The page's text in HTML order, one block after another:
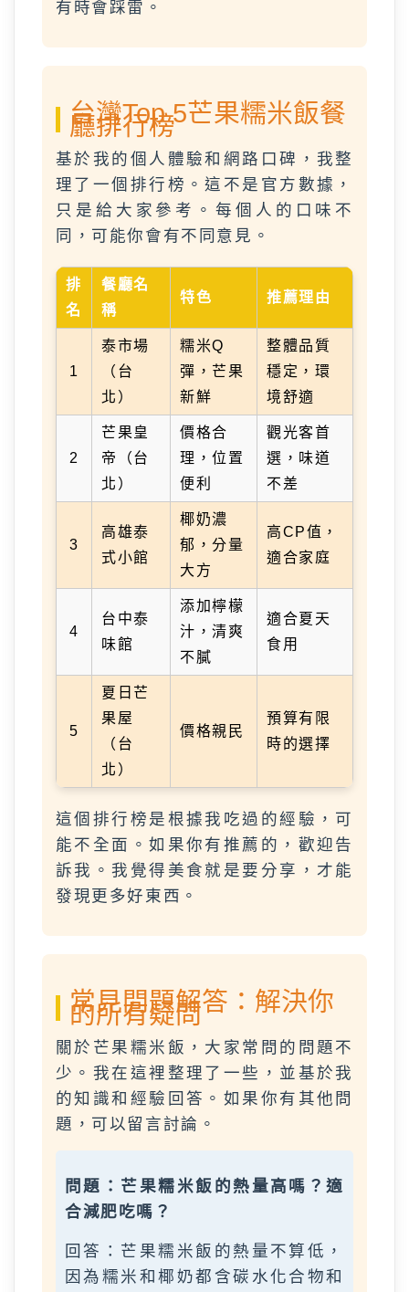
有時會踩雷。
台灣Top 5芒果糯米飯餐
廳排行榜
基於我的個人體驗和網路口碑，我整
理了一個排行榜。這不是官方數據，
只是給大家參考。每個人的口味不
同，可能你會有不同意見。
排
名
餐廳名
稱
特色 推薦理由
1
泰市場
（台
北）
糯米Q
彈，芒果
新鮮
整體品質
穩定，環
境舒適
2
芒果皇
帝（台
北）
價格合
理，位置
便利
觀光客首
選，味道
不差
3
高雄泰
式小館
椰奶濃
郁，分量
大方
高CP值，
適合家庭
4
台中泰
味館
添加檸檬
汁，清爽
不膩
適合夏天
食用
5
夏日芒
果屋
（台
北）
價格親民
預算有限
時的選擇
這個排行榜是根據我吃過的經驗，可
能不全面。如果你有推薦的，歡迎告
訴我。我覺得美食就是要分享，才能
發現更多好東西。
常見問題解答：解決你
的所有疑問
關於芒果糯米飯，大家常問的問題不
少。我在這裡整理了一些，並基於我
的知識和經驗回答。如果你有其他問
題，可以留言討論。
問題：芒果糯米飯的熱量高嗎？適
合減肥吃嗎？
回答：芒果糯米飯的熱量不算低，
因為糯米和椰奶都含碳水化合物和